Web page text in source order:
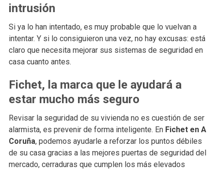
intrusión
Si ya lo han intentado, es muy probable que lo vuelvan a
intentar. Y si lo consiguieron una vez, no hay excusas: está
claro que necesita mejorar sus sistemas de seguridad en
casa cuanto antes.
Fichet, la marca que le ayudará a
estar mucho más seguro
Revisar la seguridad de su vivienda no es cuestión de ser
alarmista, es prevenir de forma inteligente. En Fichet en A
Coruña, podemos ayudarle a reforzar los puntos débiles
de su casa gracias a las mejores puertas de seguridad del
mercado, cerraduras que cumplen los más elevados